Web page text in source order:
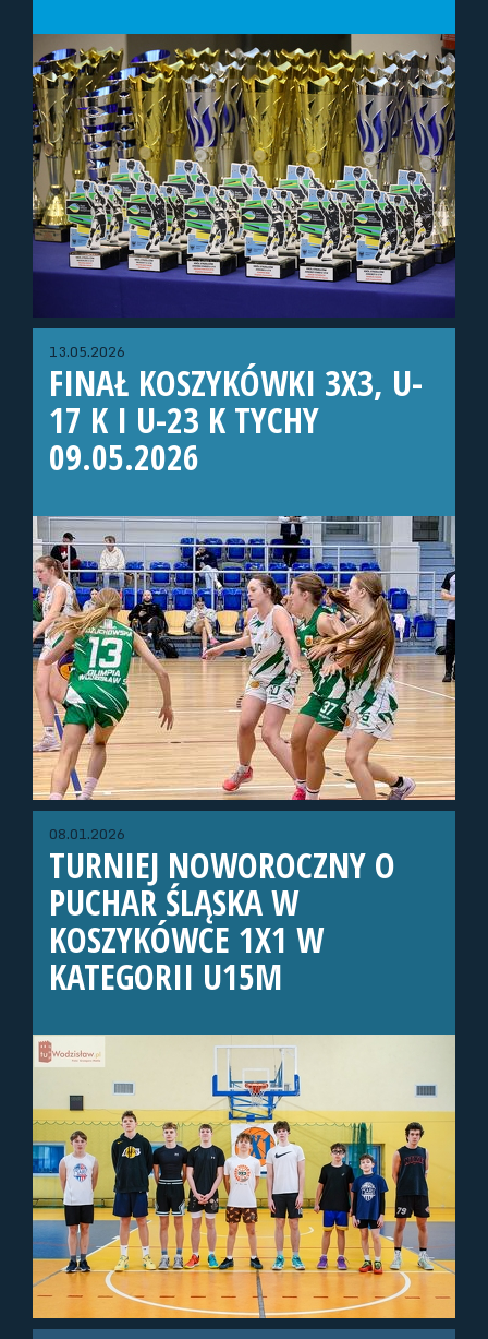
13.05.2026
FINAŁ KOSZYKÓWKI 3X3, U-
17 K I U-23 K TYCHY
09.05.2026
08.01.2026
TURNIEJ NOWOROCZNY O
PUCHAR ŚLĄSKA W
KOSZYKÓWCE 1X1 W
KATEGORII U15M